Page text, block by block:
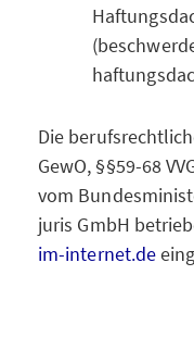
Die
GewO, §§59-68
vom
juris GmbH
im-internet.de